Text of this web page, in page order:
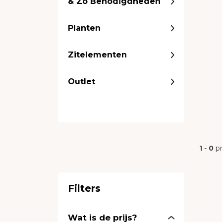
Planten
Zitelementen
Outlet
1 - 0
Filters
Wat is de prijs?